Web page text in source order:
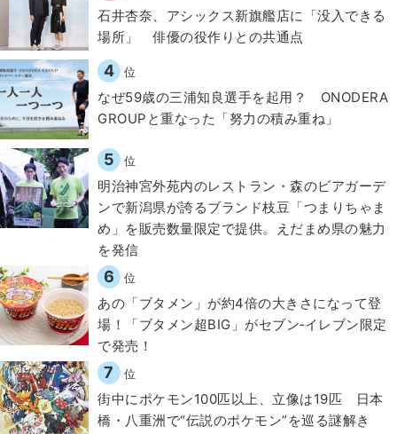
石井杏奈、アシックス新旗艦店に「没入できる
場所」 俳優の役作りとの共通点
4 位
なぜ59歳の三浦知良選手を起用？ ONODERA
GROUPと重なった「努力の積み重ね」
5 位
明治神宮外苑内のレストラン・森のビアガーデ
ンで新潟県が誇るブランド枝豆「つまりちゃま
め」を販売数量限定で提供。えだまめ県の魅力
を発信
6 位
あの「ブタメン」が約4倍の大きさになって登
場！「ブタメン超BIG」がセブン‐イレブン限定
で発売！
7 位
街中にポケモン100匹以上、立像は19匹 日本
橋・八重洲で“伝説のポケモン”を巡る謎解き